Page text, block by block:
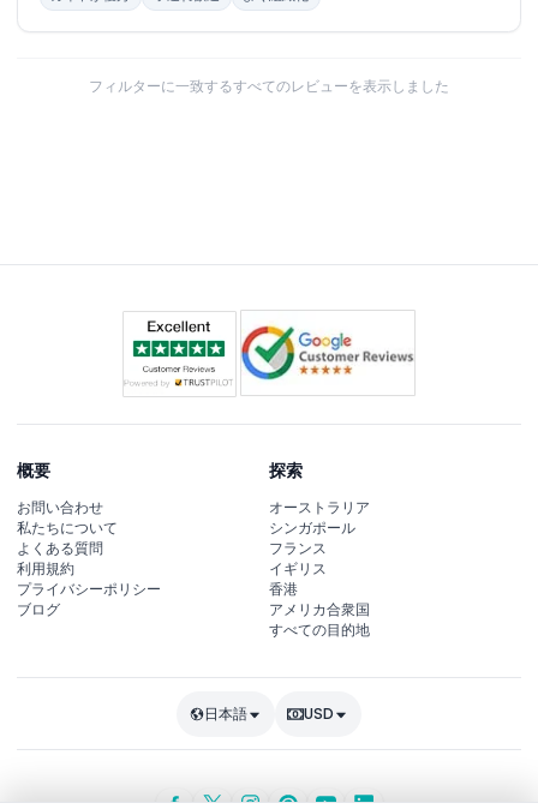
フィルターに一致するすべてのレビューを表示しました
概要
お問い合わせ
私たちについて
よくある質問
利用規約
プライバシーポリシー
ブログ
探索
オーストラリア
シンガポール
フランス
イギリス
香港
アメリカ合衆国
すべての目的地
日本語 USD